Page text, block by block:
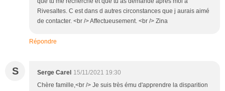
Rivesaltes. C est dans d autres circonstances que j aurais aimé
de contacter. <br /> Affectueusement. <br /> Zina
Répondre
S Serge Carel 15/11/2021 19:30
Chère famille,<br /> Je suis très ému d'apprendre la disparition